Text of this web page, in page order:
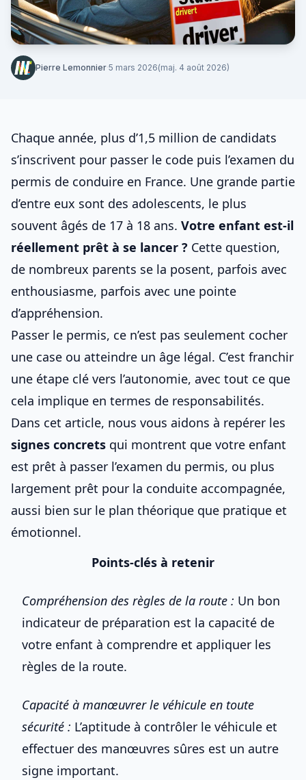
Pierre Lemonnier·5 mars 2026(maj. 4 août 2026)
Chaque année, plus d’1,5 million de candidats
s’inscrivent pour passer le code puis l’examen du
permis de conduire en France. Une grande partie
d’entre eux sont des adolescents, le plus
souvent âgés de 17 à 18 ans. Votre enfant est-il
réellement prêt à se lancer ? Cette question,
de nombreux parents se la posent, parfois avec
enthousiasme, parfois avec une pointe
d’appréhension.
Passer le permis, ce n’est pas seulement cocher
une case ou atteindre un âge légal. C’est franchir
une étape clé vers l’autonomie, avec tout ce que
cela implique en termes de responsabilités.
Dans cet article, nous vous aidons à repérer les
signes concrets qui montrent que votre enfant
est prêt à passer l’examen du permis, ou plus
largement prêt pour la conduite accompagnée,
aussi bien sur le plan théorique que pratique et
émotionnel.
Points-clés à retenir
Compréhension des règles de la route : Un bon
indicateur de préparation est la capacité de
votre enfant à comprendre et appliquer les
règles de la route.
Capacité à manœuvrer le véhicule en toute
sécurité : L’aptitude à contrôler le véhicule et
effectuer des manœuvres sûres est un autre
signe important.